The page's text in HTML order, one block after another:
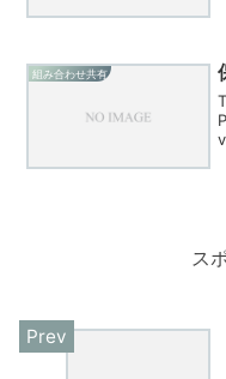
組み合わせ共有
ス